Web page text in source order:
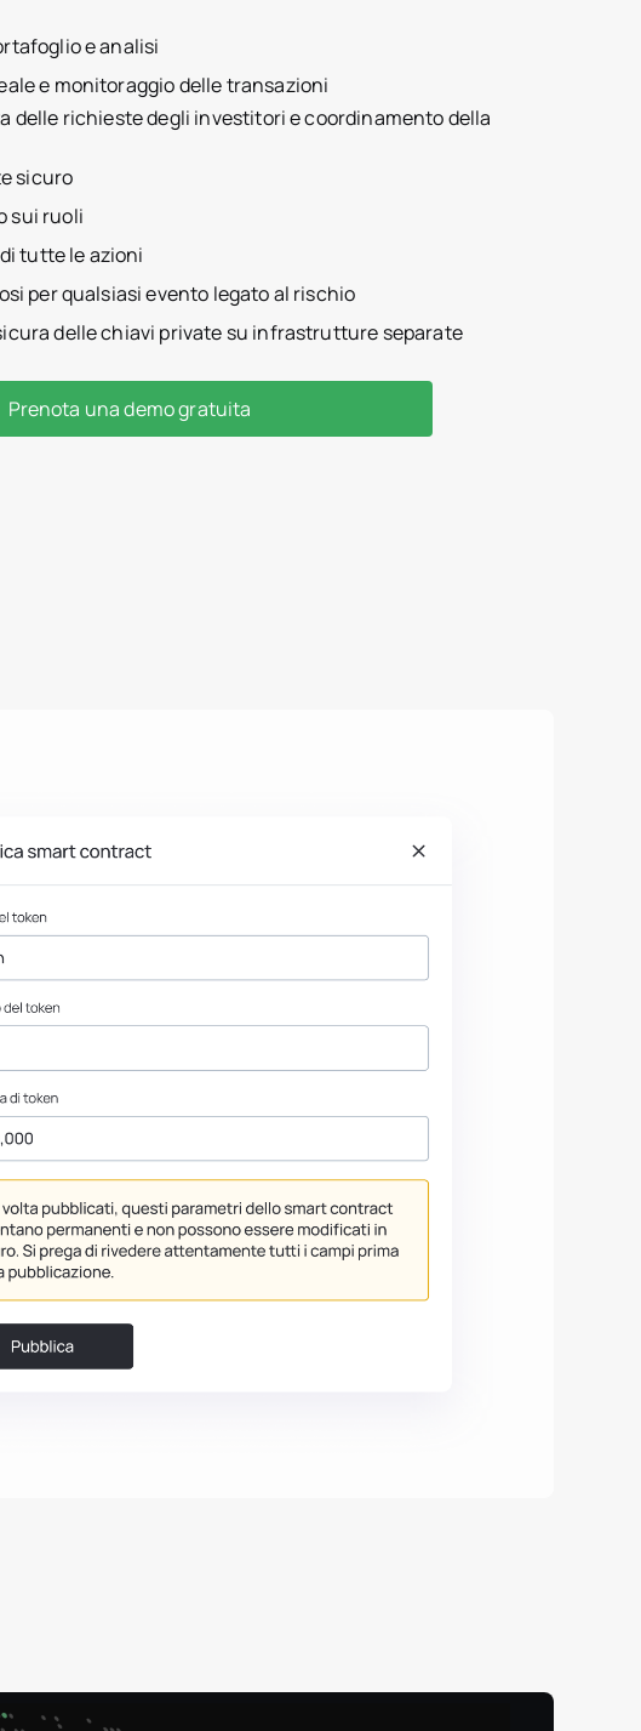
e analisi
e monitoraggio delle transazioni
delle richieste degli investitori e coordinamento della
sicuro
sui ruoli
tutte le azioni
per qualsiasi evento legato al rischio
delle chiavi private su infrastrutture separate
Prenota una demo gratuita